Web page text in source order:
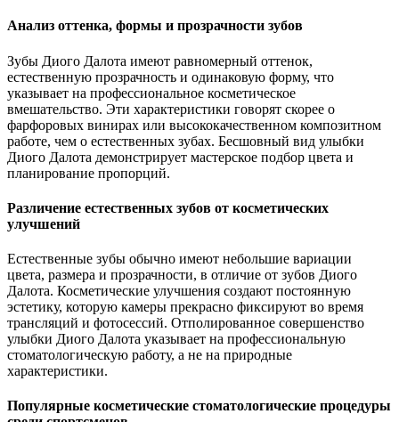
Анализ оттенка, формы и прозрачности зубов
Зубы Диого Далота имеют равномерный оттенок,
естественную прозрачность и одинаковую форму, что
указывает на профессиональное косметическое
вмешательство. Эти характеристики говорят скорее о
фарфоровых винирах или высококачественном композитном
работе, чем о естественных зубах. Бесшовный вид улыбки
Диого Далота демонстрирует мастерское подбор цвета и
планирование пропорций.
Различение естественных зубов от косметических
улучшений
Естественные зубы обычно имеют небольшие вариации
цвета, размера и прозрачности, в отличие от зубов Диого
Далота. Косметические улучшения создают постоянную
эстетику, которую камеры прекрасно фиксируют во время
трансляций и фотосессий. Отполированное совершенство
улыбки Диого Далота указывает на профессиональную
стоматологическую работу, а не на природные
характеристики.
Популярные косметические стоматологические процедуры